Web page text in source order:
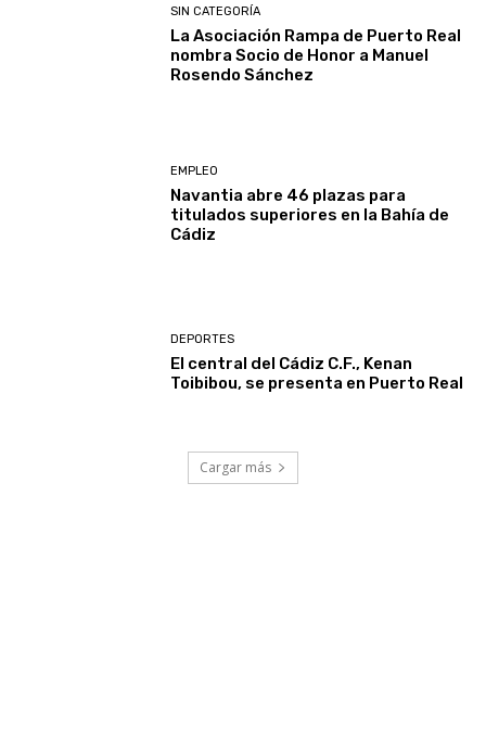
SIN CATEGORÍA
La Asociación Rampa de Puerto Real
nombra Socio de Honor a Manuel
Rosendo Sánchez
EMPLEO
Navantia abre 46 plazas para
titulados superiores en la Bahía de
Cádiz
DEPORTES
El central del Cádiz C.F., Kenan
Toibibou, se presenta en Puerto Real
Cargar más